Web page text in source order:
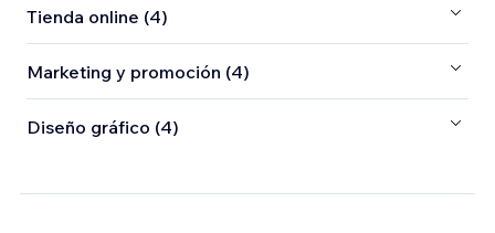
Tienda online (4)
Marketing y promoción (4)
Diseño gráfico (4)